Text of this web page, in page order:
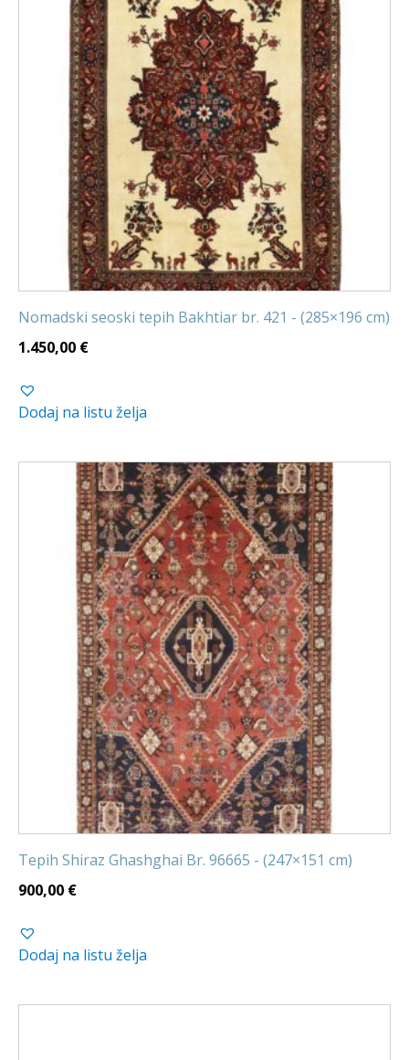
Nomadski seoski tepih Bakhtiar br. 421 - (285×196 cm)
1.450,00 €
Dodaj na listu želja
Tepih Shiraz Ghashghai Br. 96665 - (247×151 cm)
900,00 €
Dodaj na listu želja